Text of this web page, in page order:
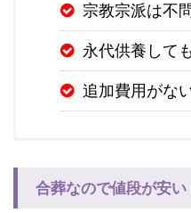
宗教宗派は不
永代供養して
追加費用がな
合葬なので値段が安い